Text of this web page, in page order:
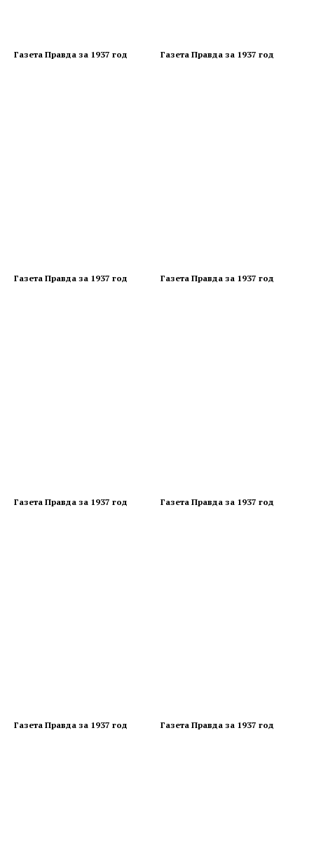
Газета Правда за 1937 год Газета Правда за 1937 год
Газета Правда за 1937 год Газета Правда за 1937 год
Газета Правда за 1937 год Газета Правда за 1937 год
Газета Правда за 1937 год Газета Правда за 1937 год